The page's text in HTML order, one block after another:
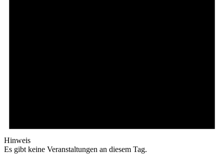
Hinweis
Es gibt keine Veranstaltungen an diesem Tag.